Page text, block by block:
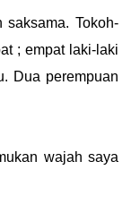
Tokoh-
; empat laki-laki
Dua perempuan
wajah saya